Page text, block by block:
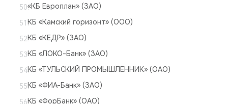
«КБ Европлан» (ЗАО)
КБ «Камский горизонт» (ООО)
КБ «КЕДР» (ЗАО)
КБ «ЛОКО-Банк» (ЗАО)
КБ «ТУЛЬСКИЙ ПРОМЫШЛЕННИК» (ОАО)
КБ «ФИА-Банк» (ЗАО)
КБ «ФорБанк» (ОАО)